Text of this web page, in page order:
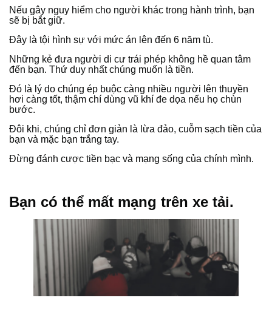
Nếu gây nguy hiểm cho người khác trong hành trình, bạn
sẽ bị bắt giữ.
Đây là tội hình sự với mức án lên đến 6 năm tù.
Những kẻ đưa người di cư trái phép không hề quan tâm
đến bạn. Thứ duy nhất chúng muốn là tiền.
Đó là lý do chúng ép buộc càng nhiều người lên thuyền
hơi càng tốt, thậm chí dùng vũ khí đe dọa nếu họ chùn
bước.
Đôi khi, chúng chỉ đơn giản là lừa đảo, cuỗm sạch tiền của
bạn và mặc bạn trắng tay.
Đừng đánh cược tiền bạc và mạng sống của chính mình.
Bạn có thể mất mạng trên xe tải.